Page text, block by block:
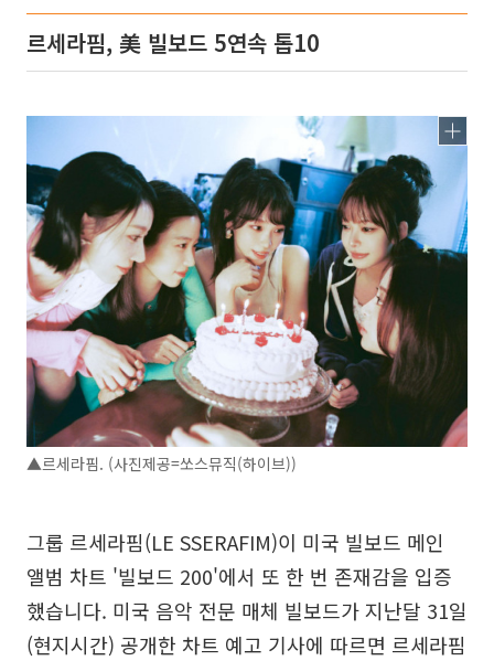
르세라핌, 美 빌보드 5연속 톱10
▲르세라핌. (사진제공=쏘스뮤직(하이브))
그룹 르세라핌(LE SSERAFIM)이 미국 빌보드 메인
앨범 차트 '빌보드 200'에서 또 한 번 존재감을 입증
했습니다. 미국 음악 전문 매체 빌보드가 지난달 31일
(현지시간) 공개한 차트 예고 기사에 따르면 르세라핌